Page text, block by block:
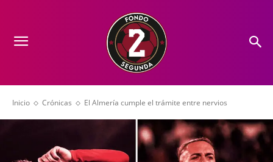
Inicio Crónicas El Almería cumple el trámite entre nervios